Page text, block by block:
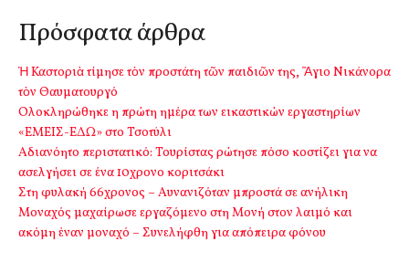
Πρόσφατα άρθρα
Ἡ Καστοριὰ τίμησε τὸν προστάτη τῶν παιδιῶν της, Ἅγιο Νικάνορα
τὸν Θαυματουργό
Ολοκληρώθηκε η πρώτη ημέρα των εικαστικών εργαστηρίων
«ΕΜΕΙΣ-ΕΔΩ» στο Τσοτύλι
Αδιανόητο περιστατικό: Τουρίστας ρώτησε πόσο κοστίζει για να
ασελγήσει σε ένα 10χρονο κοριτσάκι
Στη φυλακή 66χρονος – Αυνανιζόταν μπροστά σε ανήλικη
Μοναχός μαχαίρωσε εργαζόμενο στη Μονή στον λαιμό και
ακόμη έναν μοναχό – Συνελήφθη για απόπειρα φόνου